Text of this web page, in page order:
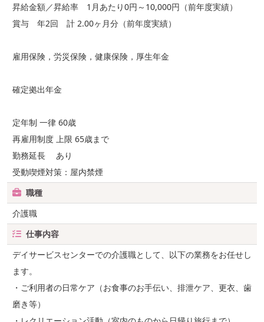
昇給金額／昇給率 1月あたり0円～10,000円（前年度実績）
賞与 年2回 計 2.00ヶ月分（前年度実績）
雇用保険，労災保険，健康保険，厚生年金
確定拠出年金
定年制 一律 60歳
再雇用制度 上限 65歳まで
勤務延長 あり
受動喫煙対策：屋内禁煙
職種
介護職
仕事内容
デイサービスセンターでの介護職として、以下の業務をお任せし
ます。
・ご利用者の日常ケア（お食事のお手伝い、排泄ケア、更衣、歯
磨き等）